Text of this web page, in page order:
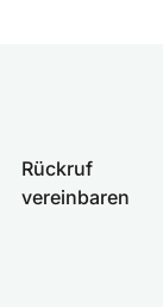
Rückruf
vereinbaren